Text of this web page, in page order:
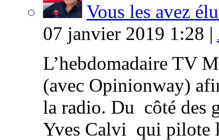
Vous les avez
07 janvier 2019 1:28 |
L’hebdomadaire TV
(avec Opinionway)
la radio. Du côté des
Yves Calvi qui